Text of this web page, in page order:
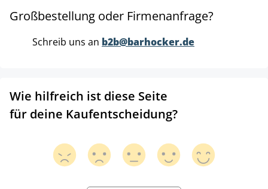
Großbestellung oder Firmenanfrage?
Schreib uns an b2b@barhocker.de
Wie hilfreich ist diese Seite
für deine Kaufentscheidung?